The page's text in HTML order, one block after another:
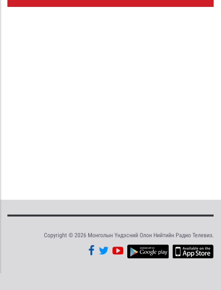
Copyright © 2026 Монголын Үндэсний Олон Нийтийн Радио Телевиз.